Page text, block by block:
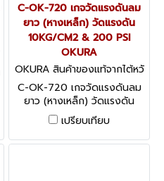
C-OK-720 เกจวัดแรงดันลม
ยาว (หางเหล็ก) วัดแรงดัน
10KG/CM2 & 200 PSI
OKURA
OKURA สินค้าของแท้จากไต้หวั
น C-OK-720
C-OK-720 เกจวัดแรงดันลม
ยาว (หางเหล็ก) วัดแรงดัน
10KG/CM2 & 200 PSI
OKURA
เปรียบเทียบ